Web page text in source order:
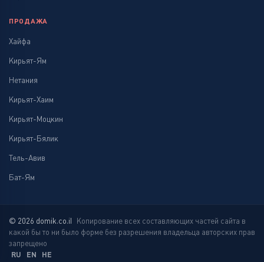
ПРОДАЖА
Хайфа
Кирьят-Ям
Нетания
Кирьят-Хаим
Кирьят-Моцкин
Кирьят-Бялик
Тель-Авив
Бат-Ям
© 2026 domik.co.il
Копирование всех составляющих частей сайта в
какой бы то ни было форме без разрешения владельца авторских прав
запрещено
RU
EN HE